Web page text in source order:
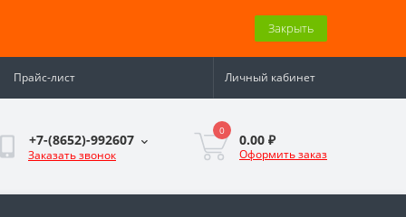
Закрыть
Прайс-лист Личный кабинет
+7-(8652)-992607
Заказать звонок
0
0.00 ₽
Оформить заказ